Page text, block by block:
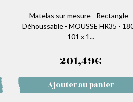
Matelas sur mesure - Rectangle -
Déhoussable - MOUSSE HR35 -
101 x 1...
201,49€
Ajouter au panier